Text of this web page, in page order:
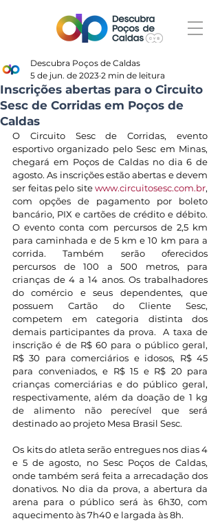
Inscrições abertas para o Circuito
Sesc de Corridas em Poços de
Caldas
Descubra Poços de Caldas
5 de jun. de 2023 2 min de leitura
O Circuito Sesc de Corridas, evento
esportivo organizado pelo Sesc em Minas,
chegará em Poços de Caldas no dia 6 de
agosto. As inscrições estão abertas e devem
ser feitas pelo site www.circuitosesc.com.br,
com opções de pagamento por boleto
bancário, PIX e cartões de crédito e débito.
O evento conta com percursos de 2,5 km
para caminhada e de 5 km e 10 km para a
corrida. Também serão oferecidos
percursos de 100 a 500 metros, para
crianças de 4 a 14 anos. Os trabalhadores
do comércio e seus dependentes, que
possuem Cartão do Cliente Sesc,
competem em categoria distinta dos
demais participantes da prova.  A taxa de
inscrição é de R$ 60 para o público geral,
R$ 30 para comerciários e idosos, R$ 45
para conveniados, e R$ 15 e R$ 20 para
crianças comerciárias e do público geral,
respectivamente, além da doação de 1 kg
de alimento não perecível que será
destinado ao projeto Mesa Brasil Sesc.
Os kits do atleta serão entregues nos dias 4
e 5 de agosto, no Sesc Poços de Caldas,
onde também será feita a arrecadação dos
donativos. No dia da prova, a abertura da
arena para o público será às 6h30, com
aquecimento às 7h40 e largada às 8h.